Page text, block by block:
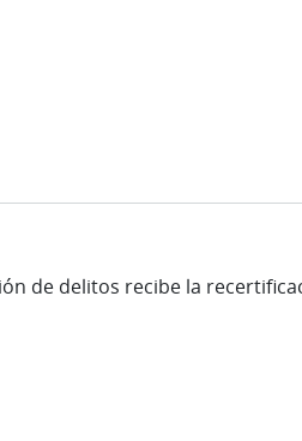
de delitos recibe la